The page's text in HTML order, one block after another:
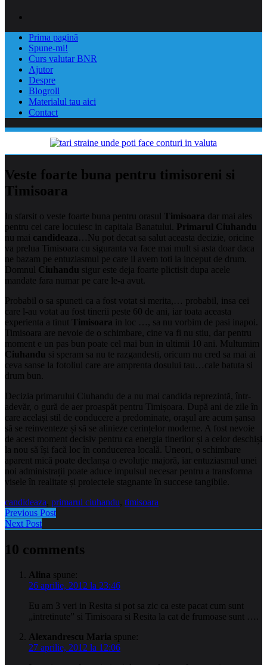
Prima pagină
Spune-mi!
Curs valutar BNR
Ajutor
Despre
Blogroll
Materialul tau aici
Contact
Veste foarte buna pentru timisoreni si
Timisoara
In sfarsit o veste foarte buna pentru orasul Timisoara dar mai ales
pentru cei care locuiesc in capitala Banatului. Primarul Ciuhandu
nu mai candideaza…Nu pot decat sa salut aceasta decizie, oricine
va prelua Timisoara cu siguranta va face mai mult si asta doar daca
ne bazam pe entuziasmul pe care il avem toti la inceput de drum.
Domnul Ciuhandu sigur este deja foarte plictisit dupa acele
mandate fara numar pe care le-a avut.
Probabil o sa spuneti ca a fost votat si merita,… probabil, insa cei
care l-au votat au fost tinerii peste 60 de ani, iar toata aceasta
experienta a tinut Timisoara in loc …, sa nu vorbim de pasi inapoi.
Timisoara are nevoie de o schimbare, cine va fi nu stiu, dar pentru
moment e un pas bun poate cel mai bun in ultimii 10 ani. Multumim
Ciuhandu si speram sa nu te razgandesti, oricum nu cred sa mai ai
ceva sanse la fotoliul care are amprenta dosului tau…cale batuta si
drum bun.
Decizia primarului Ciuhandu de a nu mai candida reprezintă, într-
adevăr, o gură de aer proaspăt pentru Timișoara. După ani de zile în
care același stil de conducere a predominate, orașul are acum șansa
să se reinventeze și să se alinieze cerințelor moderne. A fost nevoie
de acest moment decisiv pentru ca energia tinerilor și a celor deschiși
la nou să își facă loc în conducerea locală. Uneori, o schimbare
aparent mică poate declanșa o evoluție majoră, iar entuziasmul unei
noi administrații poate aduce impulsul necesar pentru a transforma
visele în realitate și proiectele stagnante în succese tangibile.
candideaza, primarul ciuhandu, timisoara
Previous Post
Next Post
10 comments
Alina spune:
26 aprilie, 2012 la 23:46
Eu am 3 veri in Resita si pot sa zic ca este pacat cum sunt
„intretinute” si Timisoara si Resita la cat de frumoase sunt ….
Alexandrescu Maria spune:
27 aprilie, 2012 la 12:06